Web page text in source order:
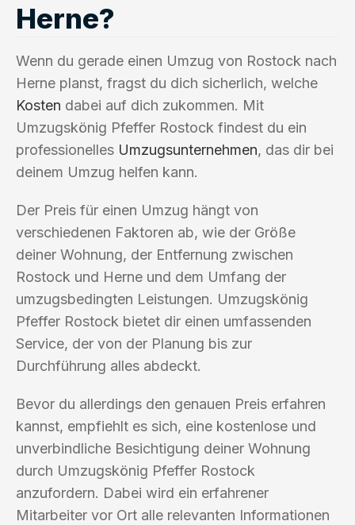
Herne?
Wenn du gerade einen Umzug von Rostock nach
Herne planst, fragst du dich sicherlich, welche
Kosten dabei auf dich zukommen. Mit
Umzugskönig Pfeffer Rostock findest du ein
professionelles Umzugsunternehmen, das dir bei
deinem Umzug helfen kann.
Der Preis für einen Umzug hängt von
verschiedenen Faktoren ab, wie der Größe
deiner Wohnung, der Entfernung zwischen
Rostock und Herne und dem Umfang der
umzugsbedingten Leistungen. Umzugskönig
Pfeffer Rostock bietet dir einen umfassenden
Service, der von der Planung bis zur
Durchführung alles abdeckt.
Bevor du allerdings den genauen Preis erfahren
kannst, empfiehlt es sich, eine kostenlose und
unverbindliche Besichtigung deiner Wohnung
durch Umzugskönig Pfeffer Rostock
anzufordern. Dabei wird ein erfahrener
Mitarbeiter vor Ort alle relevanten Informationen